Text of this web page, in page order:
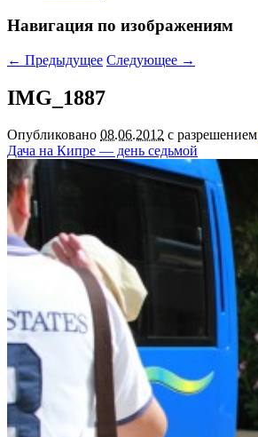
Навигация по изображениям
← Предыдущее Следующее →
IMG_1887
Опубликовано 08.06.2012 с разрешением
Дача на Кипре — день седьмой